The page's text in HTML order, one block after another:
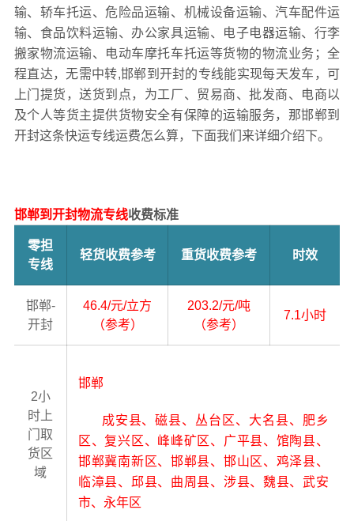
输、轿车托运、危险品运输、机械设备运输、汽车配件运
输、食品饮料运输、办公家具运输、电子电器运输、行李
搬家物流运输、电动车摩托车托运等货物的物流业务；全
程直达，无需中转,邯郸到开封的专线能实现每天发车，可
上门提货，送货到点，为工厂、贸易商、批发商、电商以
及个人等货主提供货物安全有保障的运输服务，那邯郸到
开封这条快运专线运费怎么算，下面我们来详细介绍下。
邯郸到开封物流专线收费标准
零担
专线
轻货收费参考 重货收费参考 时效
邯郸-
开封
46.4/元/立方
（参考）
203.2/元/吨
（参考）
7.1小时
2小
时上
门取
货区
域
邯郸
成安县、磁县、丛台区、大名县、肥乡
区、复兴区、峰峰矿区、广平县、馆陶县、
邯郸冀南新区、邯郸县、邯山区、鸡泽县、
临漳县、邱县、曲周县、涉县、魏县、武安
市、永年区